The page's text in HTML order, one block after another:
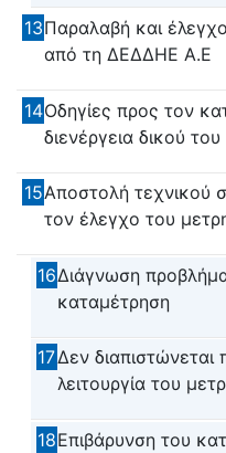
13Παραλαβή και
από τη ΔΕΔΔΗΕ Α.Ε
14Οδηγίες προς τον
διενέργεια δικού
15Αποστολή τεχνικού
τον έλεγχο του
16Διάγνωση
καταμέτρηση
17Δεν
λειτουργία του
18Επιβάρυνση του